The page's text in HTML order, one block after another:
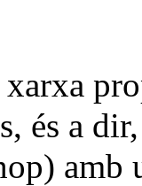
és a
amb